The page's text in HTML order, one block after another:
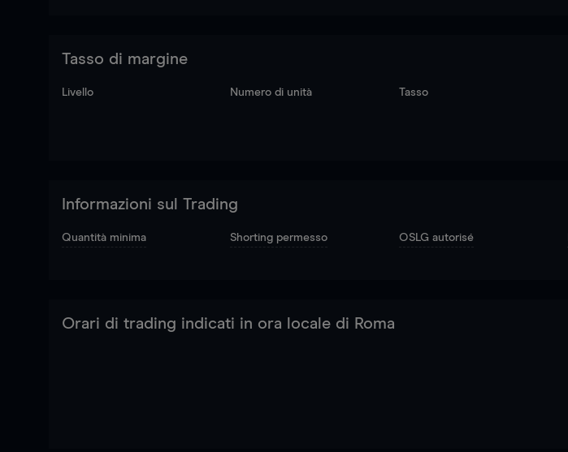
Tasso di margine
Livello Numero di unità Tasso
Informazioni sul Trading
Quantità minima Shorting permesso OSLG autorisé
Orari di trading indicati in ora locale di Roma